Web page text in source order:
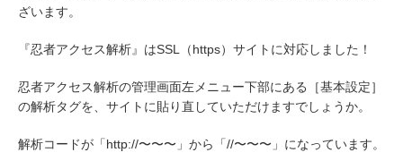
ざいます。
『忍者アクセス解析』はSSL（https）サイトに対応しました！
忍者アクセス解析の管理画面左メニュー下部にある［基本設定］
の解析タグを、サイトに貼り直していただけますでしょうか。
解析コードが「http://〜〜〜」から「//〜〜〜」になっています。